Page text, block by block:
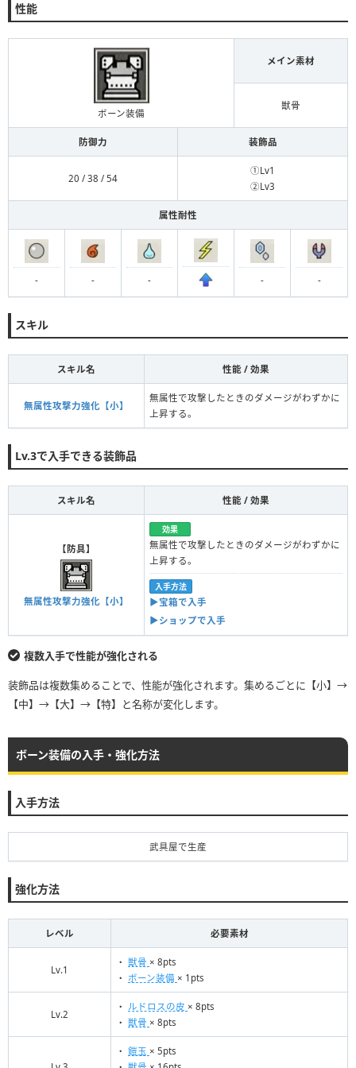
性能
ボーン装備
メイン素材
獣骨
防御力 装飾品
20 / 38 / 54
①Lv1
②Lv3
属性耐性
- - - - -
スキル
スキル名 性能 / 効果
無属性攻撃力強化【小】
無属性で攻撃したときのダメージがわずかに
上昇する。
Lv.3で入手できる装飾品
スキル名 性能 / 効果
【防具】
無属性攻撃力強化【小】
効果
無属性で攻撃したときのダメージがわずかに
上昇する。
入手方法
▶︎宝箱で入手
▶︎ショップで入手
複数入手で性能が強化される
装飾品は複数集めることで、性能が強化されます。集めるごとに【小】→
【中】→【大】→【特】と名称が変化します。
ボーン装備の入手・強化方法
入手方法
武具屋で生産
強化方法
レベル 必要素材
Lv.1
・ 獣骨 × 8pts
・ ボーン装備 × 1pts
Lv.2
・ ルドロスの皮 × 8pts
・ 獣骨 × 8pts
・ 鎧玉 × 5pts